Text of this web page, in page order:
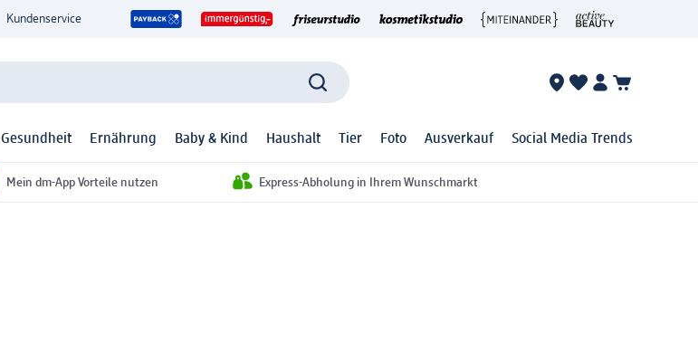
Kundenservice
Gesundheit Ernährung Baby & Kind Haushalt Tier Foto Ausverkauf Social Media Trends
Mein dm-App Vorteile nutzen Express-Abholung in Ihrem Wunschmarkt